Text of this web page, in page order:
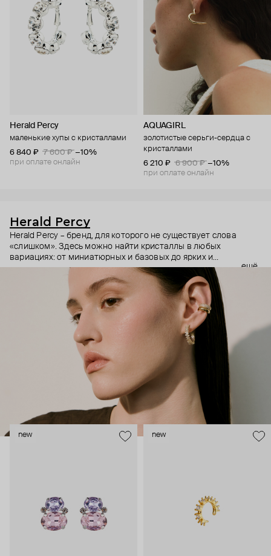
Herald Percy
маленькие хупы с кристаллами
6 840 ₽
7 600 ₽ −10%
при оплате онлайн
AQUAGIRL
золотистые серьги-сердца с
кристаллами
6 210 ₽
6 900 ₽ −10%
при оплате онлайн
Herald Percy
Herald Percy – бренд, для которого не существует слова
«слишком». Здесь можно найти кристаллы в любых
вариациях: от миниатюрных и базовых до ярких и
массивных, которые сразу становятся главным элементом
образа. Героиня бренда – девушка из мегаполиса, которой
нужно как минимум 25 часов в сутках, чтобы все успеть, и
внушительный арсенал украшений, чтобы, поменяв серьги,
поехать на вечеринку сразу из офиса.
ещё
new new